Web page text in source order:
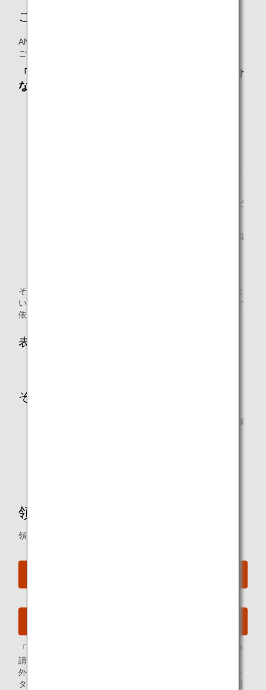
ご利用条件
ANAでご購入いただいた航空券（特典航空券含む）の場合、
ご利用になれます。
「領収書Web表示サービス」をご利用いただけ
ないケース
旅行会社でご購入の場合（購入された店舗にご依頼くだ
他航空会社発行の航空券（購入された航空会社にご依頼
その他にも「領収書Web表示サービス」をご利用いただけな
い場合があります。その場合は、
からご
依頼を承ります。
表示可能期間
その他、サービス詳細
領収書に記載するお宛名は、日本語または英語にてご確
領収書申請フォーム
領収書の発行依頼を承ります。
「領収書Web表示サービス」をご利用いただけない場合は申
請フォームからご依頼ください。
外貨でお支払いになったお客様におかれましては、予約セン
ターではご希望に応じてインボイス制度の要件を満たした領